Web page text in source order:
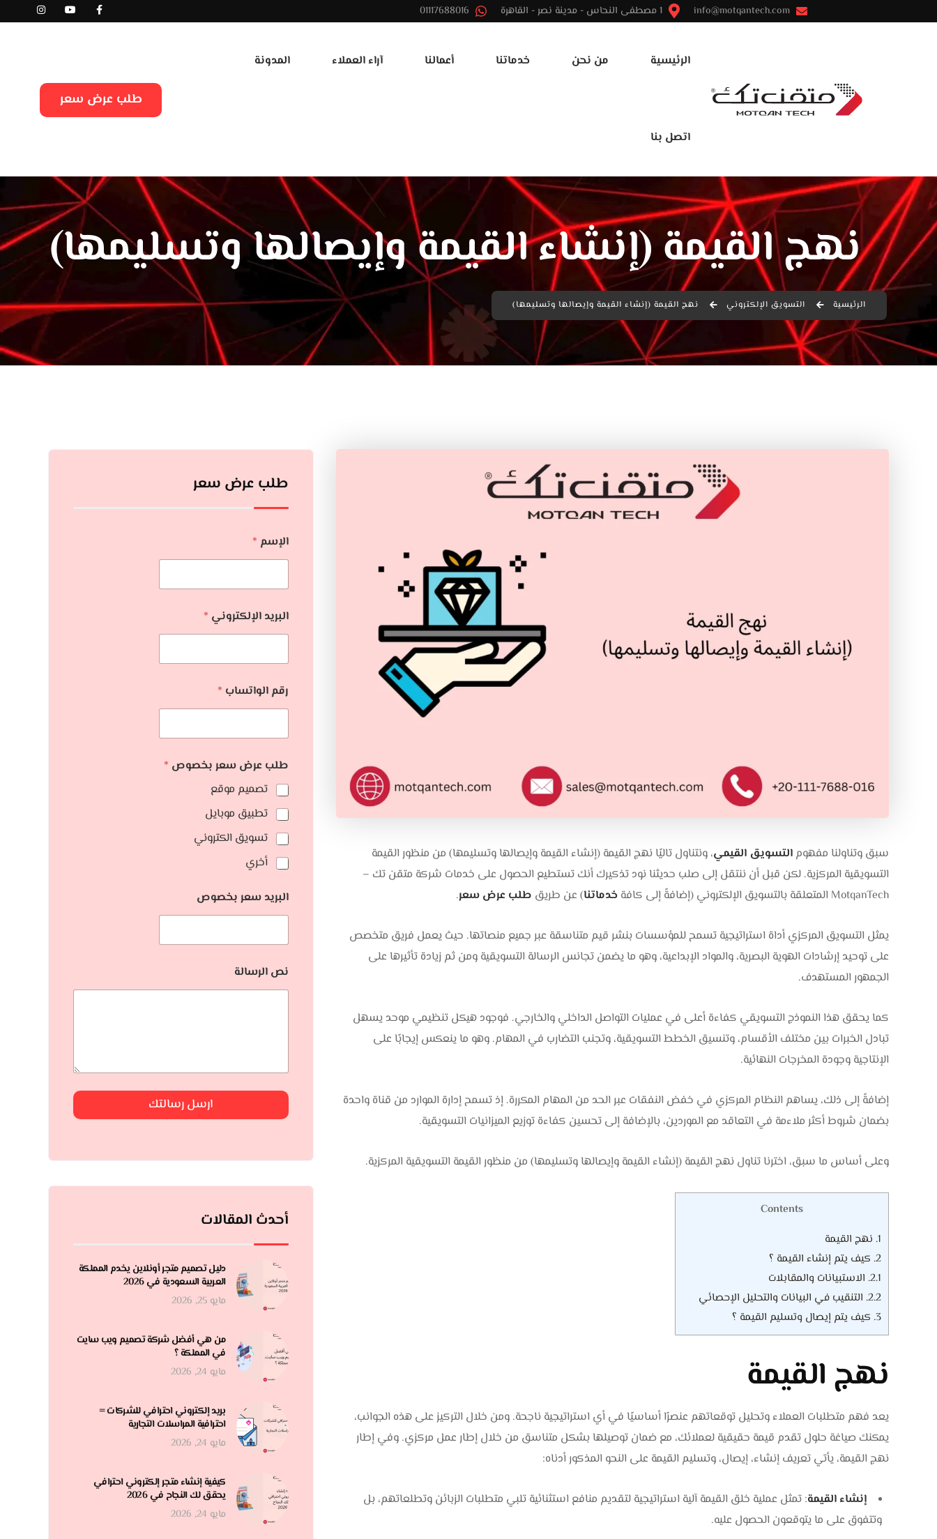
info@motqantech.com
الرئيسية من نحن خدماتنا أعمالنا آراء العملاء المدونة
اتصل بنا
طلب عرض سعر
نهج القيمة (إنشاء القيمة وإيصالها وتسليمها)
الرئيسية التسويق الإلكتروني نهج القيمة (إنشاء القيمة وإيصالها وتسليمها)
سبق وتناولنا مفهوم التسويق القيمي، ونتناول تاليًا نهج القيمة (إنشاء القيمة وإيصالها وتسليمها) من منظور القيمة
التسويقية المركزية. لكن قبل أن ننتقل إلى صلب حديثنا نود تذكيرك أنك تستطيع الحصول على خدمات شركة متقن تك –
MotqanTech المتعلقة بالتسويق الإلكتروني (إضافةً إلى كافة
خدماتنا) عن طريق طلب عرض سعر.
يمثل التسويق المركزي أداة استراتيجية تسمح للمؤسسات بنشر قيم متناسقة عبر جميع منصاتها. حيث يعمل فريق متخصص
على توحيد إرشادات الهوية البصرية، والمواد الإبداعية، وهو ما يضمن تجانس الرسالة التسويقية ومن ثم زيادة تأثيرها على
الجمهور المستهدف.
كما يحقق هذا النموذج التسويقي كفاءة أعلى في عمليات التواصل الداخلي والخارجي. فوجود هيكل تنظيمي موحد يسهل
تبادل الخبرات بين مختلف الأقسام، وتنسيق الخطط التسويقية، وتجنب التضارب في المهام. وهو ما ينعكس إيجابًا على
الإنتاجية وجودة المخرجات النهائية.
إضافةً إلى ذلك، يساهم النظام المركزي في خفض النفقات عبر الحد من المهام المكررة. إذ تسمح إدارة الموارد من قناة واحدة
بضمان شروط أكثر ملاءمة في التعاقد مع الموردين، بالإضافة إلى تحسين كفاءة توزيع الميزانيات التسويقية.
وعلى أساس ما سبق، اخترنا تناول نهج القيمة (إنشاء القيمة وإيصالها وتسليمها) من منظور القيمة التسويقية المركزية.
Contents
1. نهج القيمة
2. كيف يتم إنشاء القيمة ؟
2.1. الاستبيانات والمقابلات
2.2. التنقيب في البيانات والتحليل الإحصائي
3. كيف يتم إيصال وتسليم القيمة ؟
نهج القيمة
يعد فهم متطلبات العملاء وتحليل توقعاتهم عنصرًا أساسيًا في أي استراتيجية ناجحة. ومن خلال التركيز على هذه الجوانب،
يمكنك صياغة حلول تقدم قيمة حقيقية لعملائك، مع ضمان توصيلها بشكل متناسق من خلال إطار عمل مركزي. وفي إطار
نهج القيمة، يأتي تعريف إنشاء، إيصال، وتسليم القيمة على النحو المذكور أدناه:
إنشاء القيمة: تمثل عملية خلق القيمة آلية استراتيجية لتقديم منافع استثنائية تلبي متطلبات الزبائن وتطلعاتهم، بل
وتتفوق على ما يتوقعون الحصول عليه.
طلب عرض سعر
الإسم *
البريد الإلكتروني *
رقم الواتساب *
طلب عرض سعر بخصوص *
تصميم موقع
تطبيق موبايل
تسويق الكتروني
أخري
البريد سعر بخصوص
نص الرسالة
ارسل رسالتك
أحدث المقالات
دليل تصميم متجر أونلاين يخدم المملكة
العربية السعودية في 2026
مايو 25, 2026
من هي أفضل شركة تصميم ويب سايت
في المملكة ؟
مايو 24, 2026
بريد إلكتروني احترافي للشركات =
احترافية المراسلات التجارية
مايو 24, 2026
كيفية إنشاء متجر إلكتروني احترافي
يحقق لك النجاح في 2026
مايو 24, 2026